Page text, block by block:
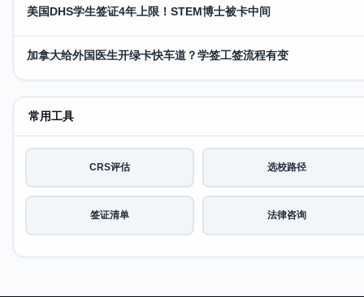
美国DHS学生签证4年上限！STEM博士被卡中间
加拿大给外国医生开绿卡快车道？学签工签流程有变
常用工具
CRS评估 选校路径
签证清单 法律咨询